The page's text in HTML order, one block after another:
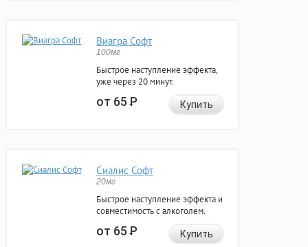
Виагра Софт
100мг
Быстрое наступление эффекта,
уже через 20 минут.
от 65Р Купить
Сиалис Софт
20мг
Быстрое наступление эффекта и
совместимость с алкоголем.
от 65Р Купить